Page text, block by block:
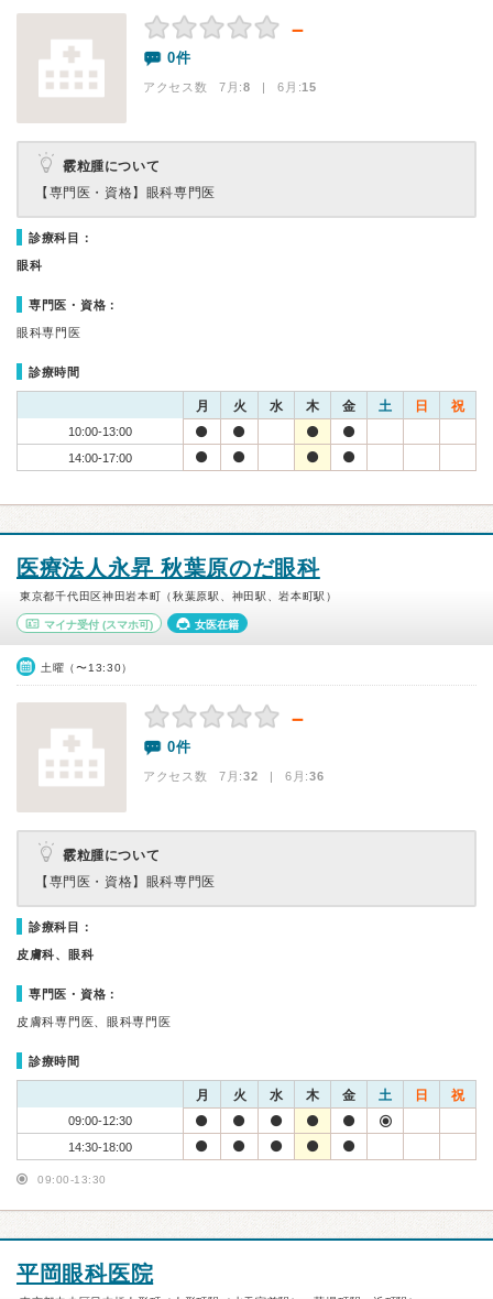
－
0件
アクセス数 7月:8 | 6月:15
霰粒腫について
【専門医・資格】 眼科専門医
診療科目：
眼科
専門医・資格：
眼科専門医
診療時間
月 火 水 木 金 土 日 祝
10:00-13:00
14:00-17:00
医療法人永昇 秋葉原のだ眼科
東京都千代田区神田岩本町（秋葉原駅、神田駅、岩本町駅）
マイナ受付 (スマホ可) 女医在籍
土曜（〜13:30）
－
0件
アクセス数 7月:32 | 6月:36
霰粒腫について
【専門医・資格】 眼科専門医
診療科目：
皮膚科、眼科
専門医・資格：
皮膚科専門医、眼科専門医
診療時間
月 火 水 木 金 土 日 祝
09:00-12:30
14:30-18:00
09:00-13:30
平岡眼科医院